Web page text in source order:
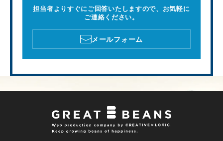
担当者よりすぐにご回答いたしますので、お気軽に
ご連絡ください。
メールフォーム